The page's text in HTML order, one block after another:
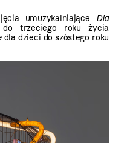
umuzykalniające Dla
trzeciego roku życia
dla dzieci do szóstego roku